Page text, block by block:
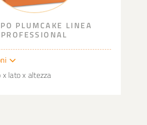
PLUMCAKE LINEA
PROFESSIONAL
x lato x altezza